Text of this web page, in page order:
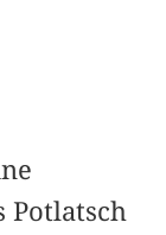
Potlatsch